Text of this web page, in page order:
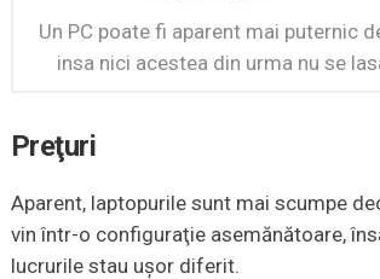
Un PC poate fi aparent mai puternic
insa nici acestea din urma nu se
Preţuri
Aparent, laptopurile sunt mai scumpe
vin într-o configuraţie asemănătoare,
lucrurile stau uşor diferit.